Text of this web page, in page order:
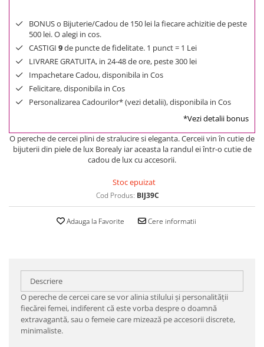
BONUS o Bijuterie/Cadou de 150 lei la fiecare achizitie de peste
500 lei. O alegi in cos.
CASTIGI 9de puncte de fidelitate. 1 punct = 1 Lei
LIVRARE GRATUITA, in 24-48 de ore, peste 300 lei
Impachetare Cadou, disponibila in Cos
Felicitare, disponibila in Cos
Personalizarea Cadourilor* (vezi detalii), disponibila in Cos
*Vezi detalii bonus
O pereche de cercei plini de stralucire si eleganta. Cerceii vin în cutie de
bijuterii din piele de lux Borealy iar aceasta la randul ei într-o cutie de
cadou de lux cu accesorii.
Stoc epuizat
Cod Produs: BIJ39C
Adauga la Favorite Cere informatii
Descriere
O pereche de cercei care se vor alinia stilului şi personalităţii
fiecărei femei, indiferent că este vorba despre o doamnă
extravagantă, sau o femeie care mizează pe accesorii discrete,
minimaliste.